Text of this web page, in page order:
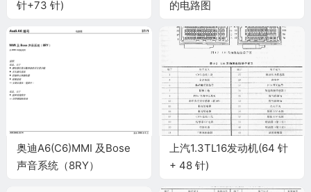
针+73 针)
的电路图
奥迪A6(C6)MMI 及Bose
声音系统（8RY）
上汽1.3TL16发动机(64 针
+ 48 针)